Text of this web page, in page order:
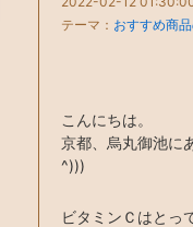
テーマ： おすすめ商
こんにちは。
京都、烏丸御池に
^)))
ビタミンＣはとっ